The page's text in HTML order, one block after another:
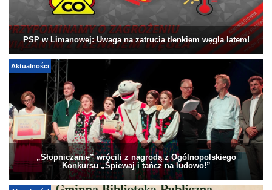
PSP w Limanowej: Uwaga na zatrucia tlenkiem węgla latem!
Aktualności
„Słopniczanie” wrócili z nagrodą z Ogólnopolskiego
Konkursu „Śpiewaj i tańcz na ludowo!”